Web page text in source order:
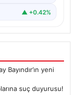
▲ +0.42%
yeni
suç duyurusu!